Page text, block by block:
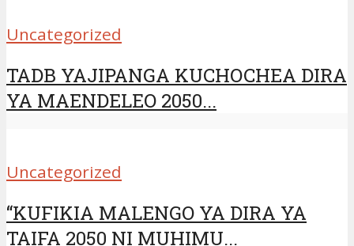
Uncategorized
TADB YAJIPANGA KUCHOCHEA DIRA
YA MAENDELEO 2050...
Uncategorized
“KUFIKIA MALENGO YA DIRA YA
TAIFA 2050 NI MUHIMU...